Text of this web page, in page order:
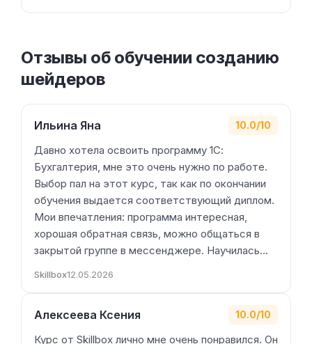
Отзывы об обучении созданию
шейдеров
Ильина Яна 10.0/10
Давно хотела освоить программу 1С:
Бухгалтерия, мне это очень нужно по работе.
Выбор пал на этот курс, так как по окончании
обучения выдается соответствующий диплом.
Мои впечатления: программа интересная,
хорошая обратная связь, можно общаться в
закрытой группе в мессенджере. Научилась…
Skillbox12.05.2026
Алексеева Ксения 10.0/10
Курс от Skillbox лично мне очень понравился. Он